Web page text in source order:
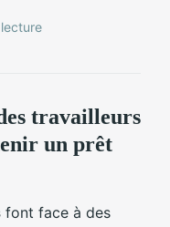
travailleurs
un prêt
font face à des